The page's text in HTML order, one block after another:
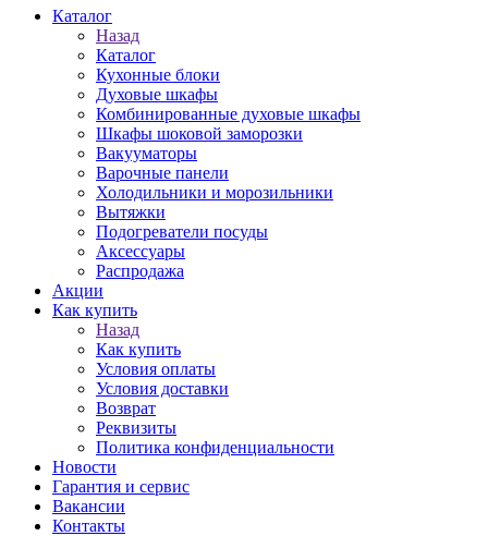
Каталог
Назад
Каталог
Кухонные блоки
Духовые шкафы
Комбинированные духовые шкафы
Шкафы шоковой заморозки
Вакууматоры
Варочные панели
Холодильники и морозильники
Вытяжки
Подогреватели посуды
Аксессуары
Распродажа
Акции
Как купить
Назад
Как купить
Условия оплаты
Условия доставки
Возврат
Реквизиты
Политика конфиденциальности
Новости
Гарантия и сервис
Вакансии
Контакты